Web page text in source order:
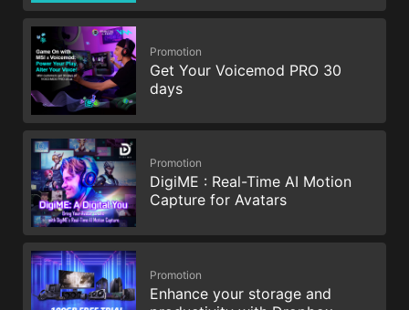
Promotion
Get Your Voicemod PRO 30
days
Promotion
DigiME : Real-Time AI Motion
Capture for Avatars
Promotion
Enhance your storage and